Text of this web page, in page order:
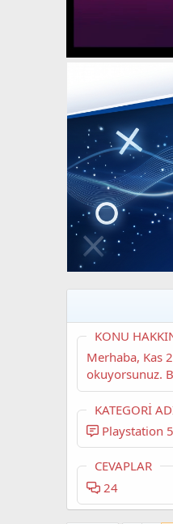
KONU
Merhaba, Kas
KATEGORI
Playstation
CEVAPLAR
24